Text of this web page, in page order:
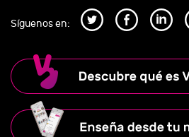
Síguenos en: